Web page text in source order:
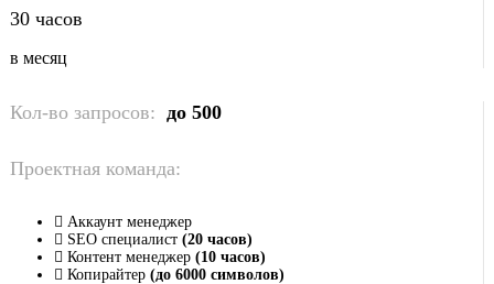
30 часов
в месяц
Кол-во запросов: до 500
Проектная команда:
Аккаунт менеджер
SEO специалист (20 часов)
Контент менеджер (10 часов)
Копирайтер (до 6000 символов)